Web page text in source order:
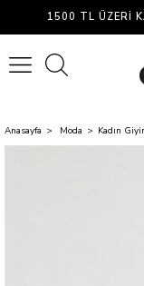
1500 TL ÜZERI
Anasayfa Moda Kadın